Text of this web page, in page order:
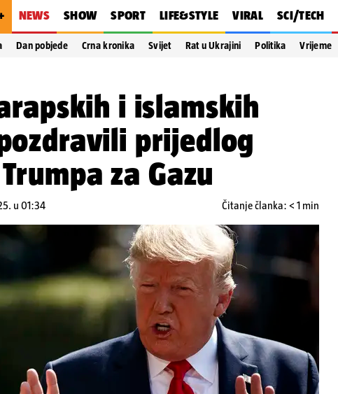
NEWS SHOW SPORT LIFE&STYLE VIRAL SCI/TECH
Dan pobjede Crna kronika Svijet Rat u Ukrajini Politika Vrijeme
i islamskih
prijedlog
za Gazu
u 01:34 Čitanje članka: < 1 min